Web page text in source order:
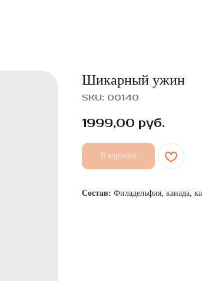
Шикарный ужин
SKU: 00140
1999,00 руб.
В корзину
Состав: Филадельфия, канада,